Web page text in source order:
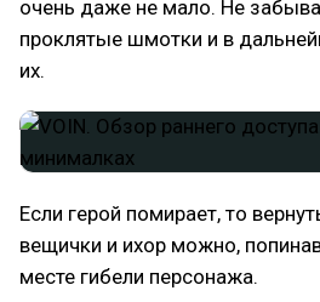
очень даже не мало. Не
проклятые шмотки и в
их.
Если герой помирает, то
вещички и ихор можно,
месте гибели персонажа.